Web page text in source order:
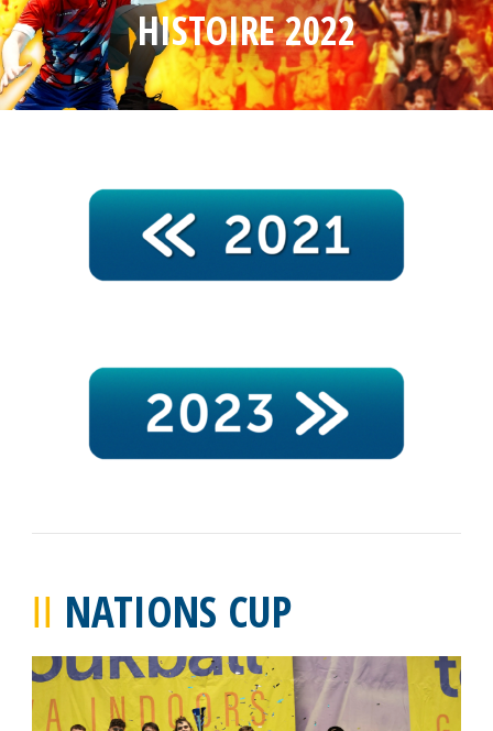
HISTOIRE 2022
NATIONS CUP